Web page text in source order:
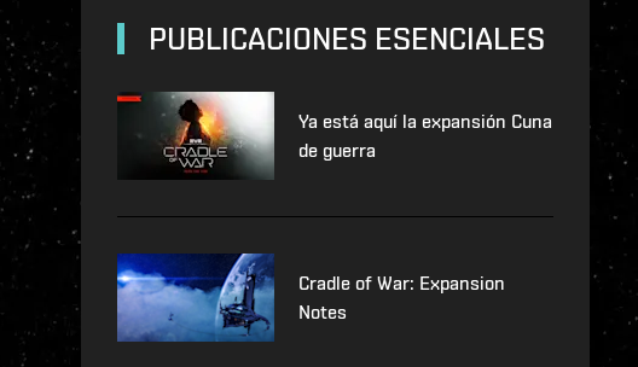
PUBLICACIONES ESENCIALES
Ya está aquí la expansión Cuna
de guerra
Cradle of War: Expansion
Notes